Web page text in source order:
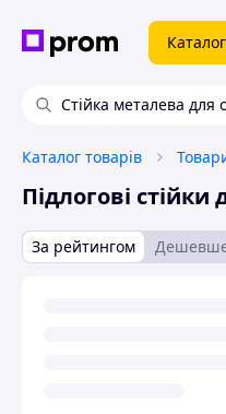
Каталог
Стійка металева для
Каталог товарів
Підлогові стійки
За рейтингом